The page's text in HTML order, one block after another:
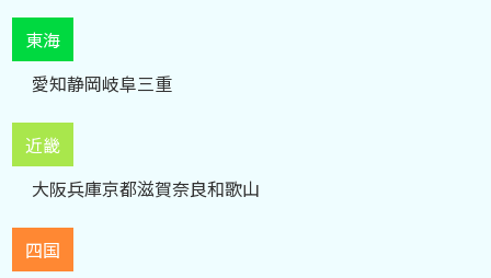
東海
愛知静岡岐阜三重
近畿
大阪兵庫京都滋賀奈良和歌山
四国